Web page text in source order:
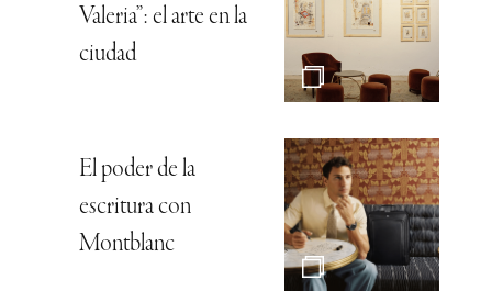
Valeria”: el arte en la
ciudad
El poder de la
escritura con
Montblanc